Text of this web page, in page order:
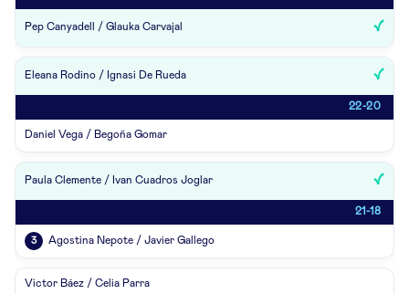
Pep Canyadell / Glauka Carvajal
Eleana Rodino / Ignasi De Rueda
22-20
Daniel Vega / Begoña Gomar
Paula Clemente / Ivan Cuadros Joglar
21-18
3 Agostina Nepote / Javier Gallego
Victor Báez / Celia Parra